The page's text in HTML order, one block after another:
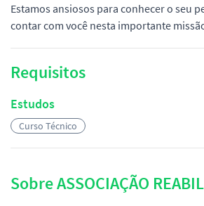
Estamos ansiosos para conhecer o seu
contar com você nesta importante
Requisitos
Estudos
Curso Técnico
Sobre ASSOCIAÇÃO